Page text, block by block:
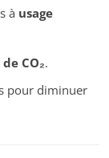
à usage
CO₂.
pour diminuer